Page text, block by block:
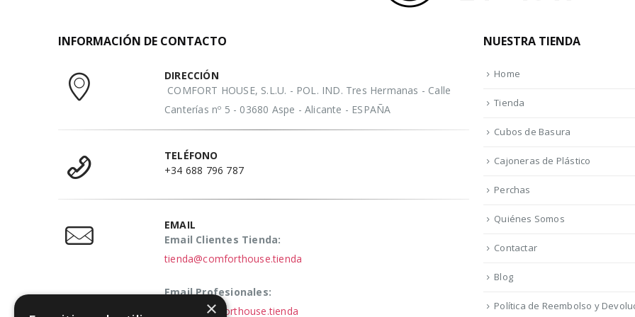
INFORMACIÓN DE CONTACTO
DIRECCIÓN
COMFORT HOUSE, S.L.U. - POL. IND. Tres Hermanas - Calle
Canterías nº 5 - 03680 Aspe - Alicante - ESPAÑA
TELÉFONO
+34 688 796 787
EMAIL
Email Clientes Tienda:
tienda@comforthouse.tienda
Email Profesionales:
elena@comforthouse.tienda
NUESTRA TIENDA
Home
Tienda
Cubos de Basura
Cajoneras de Plástico
Perchas
Quiénes Somos
Contactar
Blog
Política de Reembolso y
×